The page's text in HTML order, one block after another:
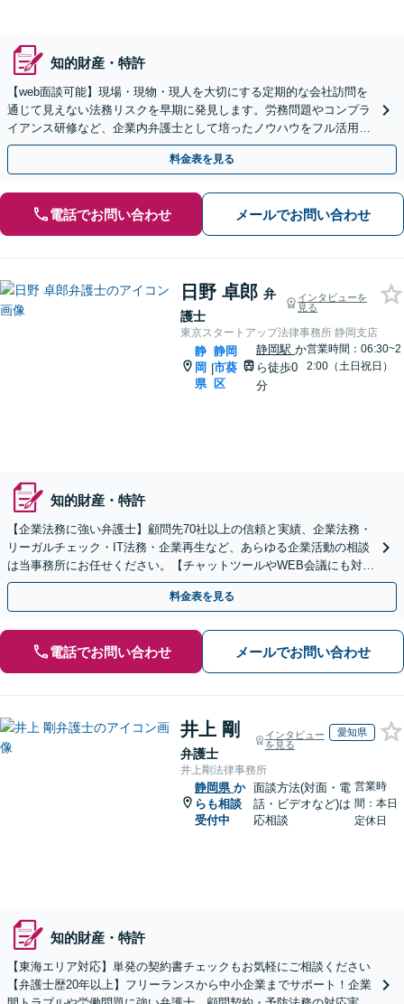
知的財産・特許
【web面談可能】現場・現物・現人を大切にする定期的な会社訪問を
通じて見えない法務リスクを早期に発見します。労務問題やコンプラ
イアンス研修など、企業内弁護士として培ったノウハウをフル活用
し、経営の安定化を強力にサポートします【新浜松駅8分】
料金表を見る
電話でお問い合わせ メールでお問い合わせ
日野 卓郎 弁
護士
インタビューを
見る
東京スタートアップ法律事務所 静岡支店
静
岡
県
|
静岡
市葵
区
静岡駅か
ら徒歩0
分
営業時間：06:30~2
2:00（土日祝日）
知的財産・特許
【企業法務に強い弁護士】顧問先70社以上の信頼と実績、企業法務・
リーガルチェック・IT法務・企業再生など、あらゆる企業活動の相談
は当事務所にお任せください。【チャットツールやWEB会議にも対
応】
料金表を見る
電話でお問い合わせ メールでお問い合わせ
井上 剛
弁護士
インタビュー
を見る
愛知県
井上剛法律事務所
静岡県 か
らも相談
受付中
面談方法(対面・電
話・ビデオなど)は
応相談
営業時
間：本日
定休日
知的財産・特許
【東海エリア対応】単発の契約書チェックもお気軽にご相談ください
【弁護士歴20年以上】フリーランスから中小企業までサポート！企業